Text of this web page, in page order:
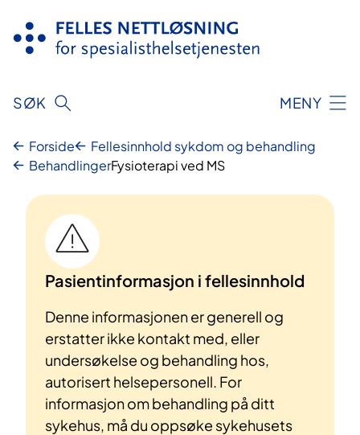
innhold
SØK MENY
Forside
Fellesinnhold sykdom og behandling
BehandlingerFysioterapi ved MS
Pasientinformasjon i fellesinnhold
Denne informasjonen er generell og
erstatter ikke kontakt med, eller
undersøkelse og behandling hos,
autorisert helsepersonell. For
informasjon om behandling på ditt
sykehus, må du oppsøke sykehusets